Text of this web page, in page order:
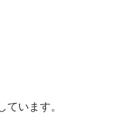
います。